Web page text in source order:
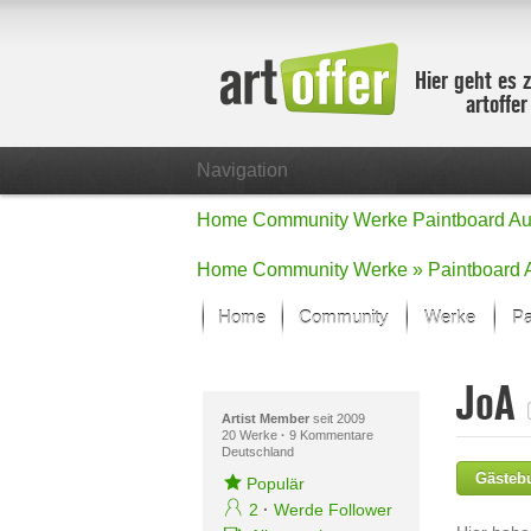
Hier geht es
Navigation
Home Community Werke Paintboard
Home Community Werke » Paintboard
Home Community Werke
Der letzte
Alle Fokus-
Standard-
Fokus-
Artist Memberseit 2009
20 Werke · 9 Kommentare
Deutschland
Populär
2 · Werde Follower
JoA